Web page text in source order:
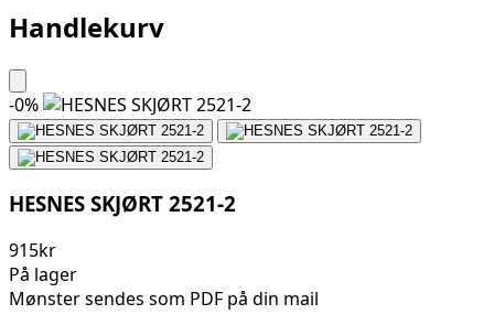
Handlekurv
-0%
HESNES SKJØRT 2521-2
915kr
På lager
Mønster sendes som PDF på din mail